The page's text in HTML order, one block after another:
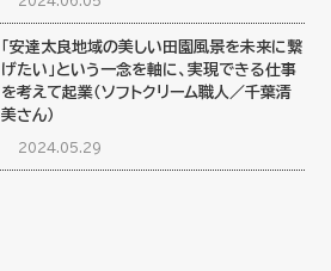
「安達太良地域の美しい田園風景を未来に繋
げたい」という一念を軸に、実現できる仕事
を考えて起業（ソフトクリーム職人／千葉清
美さん）
2024.05.29